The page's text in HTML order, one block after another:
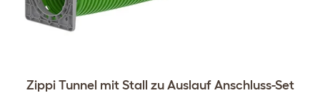
Zippi Tunnel mit Stall zu Auslauf Anschluss-Set